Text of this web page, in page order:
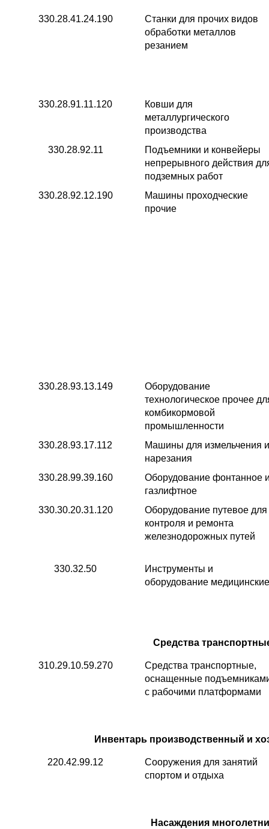
330.28.41.24.190
Станки для прочих видов
обработки металлов
резанием
330.28.91.11.120
Ковши для
металлургического
производства
330.28.92.11
Подъемники и конвейеры
непрерывного действия
подземных работ
330.28.92.12.190
Машины проходческие
прочие
330.28.93.13.149
Оборудование
технологическое прочее
комбикормовой
промышленности
330.28.93.17.112
Машины для измельчения и
нарезания
330.28.99.39.160
Оборудование фонтанное
газлифтное
330.30.20.31.120
Оборудование путевое для
контроля и ремонта
железнодорожных путей
330.32.50
Инструменты и
оборудование медицинские
Средства
310.29.10.59.270
Средства транспортные,
оснащенные
с рабочими платформами
Инвентарь производственный и
220.42.99.12
Сооружения для занятий
спортом и отдыха
Насаждения